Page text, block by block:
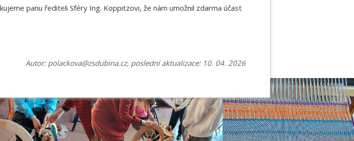
panu řediteli Sféry Ing. Koppitzovi, že nám umožnil zdarma účast
Autor: polackova@zsdubina.cz, poslední aktualizace: 10. 04. 2026